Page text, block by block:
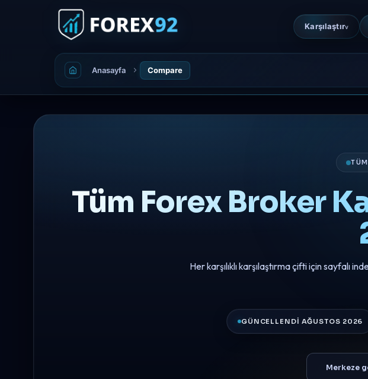
Karşılaştırv
Anasayfa Compare
Tüm Forex Broker
Her karşılıklı karşılaştırma çifti için sayfalı
GÜNCELLENDI AĞUSTOS 2026
Merkeze